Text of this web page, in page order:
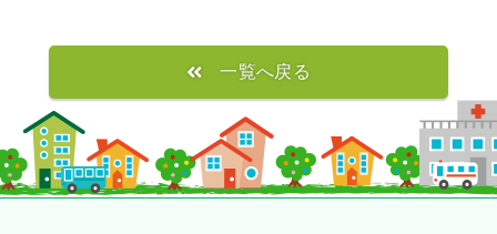
一覧へ戻る